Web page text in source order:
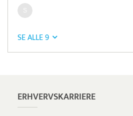
SE ALLE 9
ERHVERVSKARRIERE